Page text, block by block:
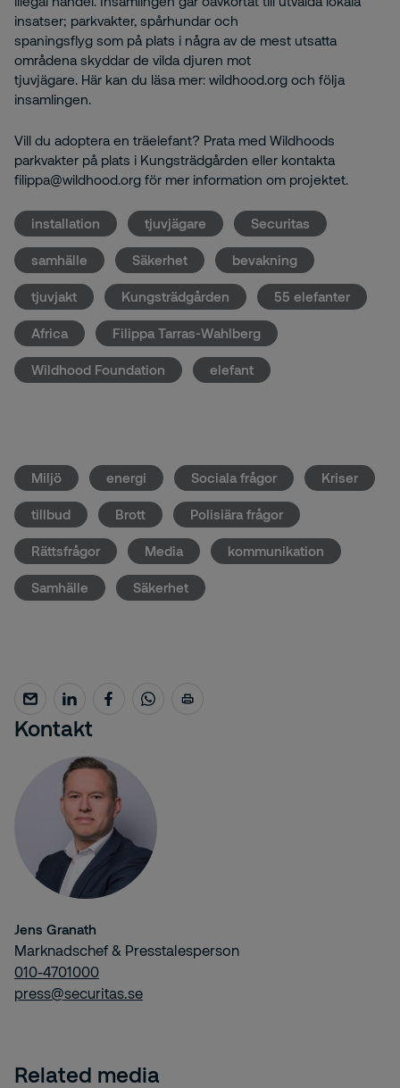
Kontakt
Jens Granath
Marknadschef & Presstalesperson
010-4701000
press@securitas.se
Related media
insatser; parkvakter, spårhundar och
spaningsflyg som på plats i några av de mest utsatta
områdena skyddar de vilda djuren mot
tjuvjägare. Här kan du läsa mer: wildhood.org och följa
insamlingen.
Vill du adoptera en träelefant? Prata med Wildhoods
parkvakter på plats i Kungsträdgården eller kontakta
filippa@wildhood.org för mer information om projektet.
installation tjuvjägare Securitas
samhälle Säkerhet bevakning
tjuvjakt Kungsträdgården 55 elefanter
Africa Filippa Tarras-Wahlberg
Wildhood Foundation elefant
Miljö energi Sociala frågor Kriser
tillbud Brott Polisiära frågor
Rättsfrågor Media kommunikation
Samhälle Säkerhet